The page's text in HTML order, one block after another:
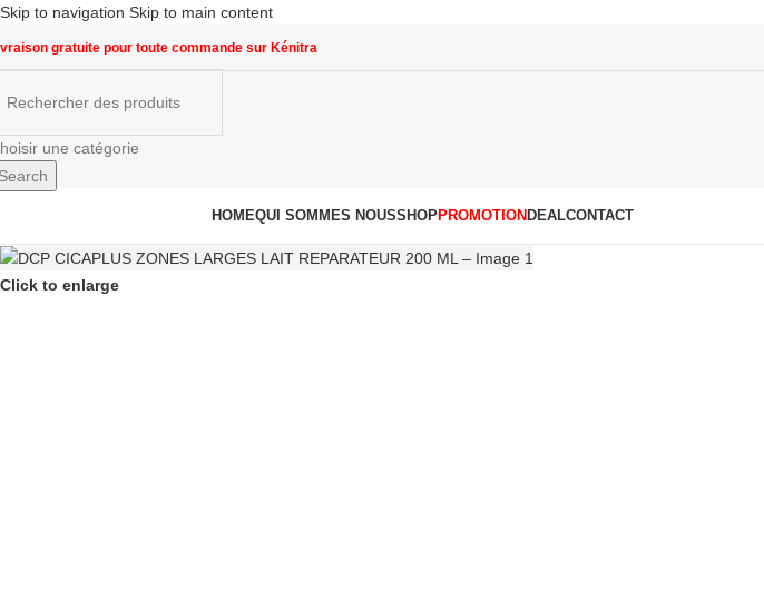
Skip to navigation Skip to main content
gratuite pour toute commande sur Kénitra
une catégorie
HOMEQUI SOMMES NOUSSHOPPROMOTION DEALCONTACT
Click to enlarge